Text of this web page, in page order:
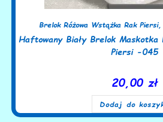
Brelok Różowa Wstążka Rak Piersi,
Haftowany Biały Brelok Maskotka
Piersi -045
20,00 zł
Dodaj do